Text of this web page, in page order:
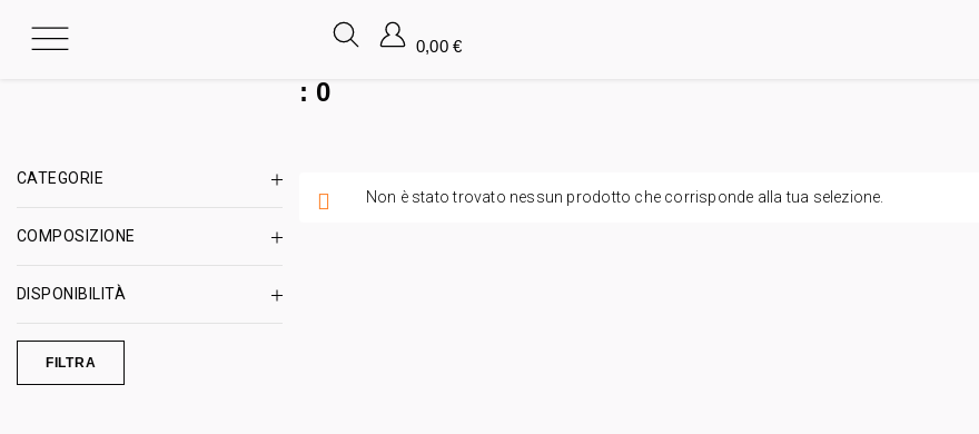
0,00 €
: 0
CATEGORIE
COMPOSIZIONE
DISPONIBILITÀ
FILTRA
Non è stato trovato nessun prodotto che corrisponde alla tua selezione.